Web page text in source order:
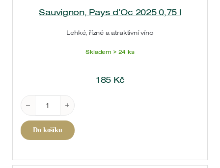
Sauvignon, Pays d’Oc 2025 0,75 l
Lehké, řízné a atraktivní víno
Skladem > 24 ks
185 Kč
Sauvignon, Pays d'Oc 2025 0,75 l množství
Do košíku